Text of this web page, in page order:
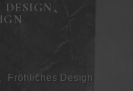
、
Fröhliches Design